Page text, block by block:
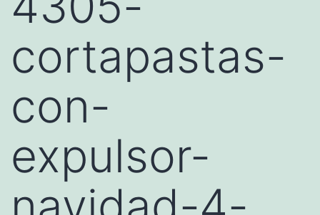
cortapastas-
con-
expulsor-